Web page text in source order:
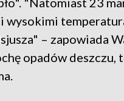
– zapowiada
opadów deszczu,